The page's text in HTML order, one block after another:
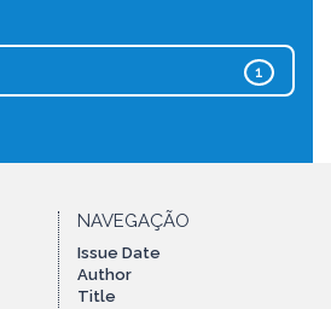
1
NAVEGAÇÃO
Issue Date
Author
Title